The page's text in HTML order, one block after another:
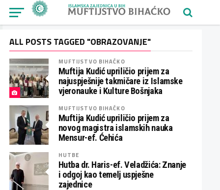
ALL POSTS TAGGED "OBRAZOVANJE"
MUFTIJSTVO BIHAĆKO
Muftija Kudić upriličio prijem za
najuspješnije takmičare iz Islamske
vjeronauke i Kulture Bošnjaka
MUFTIJSTVO BIHAĆKO
Muftija Kudić upriličio prijem za
novog magistra islamskih nauka
Mensur-ef. Ćehića
HUTBE
Hutba dr. Haris-ef. Veladžića: Znanje
i odgoj kao temelj uspješne
zajednice